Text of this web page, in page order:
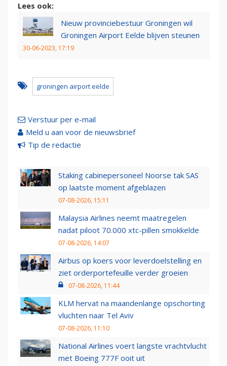
Lees ook:
Nieuw provinciebestuur Groningen wil
Groningen Airport Eelde blijven steunen
30-06-2023, 17:19
groningen airport eelde
Verstuur per e-mail
Meld u aan voor de nieuwsbrief
Tip de redactie
Staking cabinepersoneel Noorse tak SAS
op laatste moment afgeblazen
07-08-2026, 15:11
Malaysia Airlines neemt maatregelen
nadat piloot 70.000 xtc-pillen smokkelde
07-08-2026, 14:07
Airbus op koers voor leverdoelstelling en
ziet orderportefeuille verder groeien
07-08-2026, 11:44
KLM hervat na maandenlange opschorting
vluchten naar Tel Aviv
07-08-2026, 11:10
National Airlines voert langste vrachtvlucht
met Boeing 777F ooit uit